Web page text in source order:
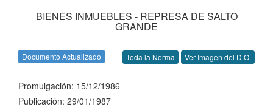
BIENES INMUEBLES - REPRESA DE SALTO
GRANDE
Documento Actualizado Toda la Norma Ver Imagen del D.O.
Promulgación: 15/12/1986
Publicación: 29/01/1987